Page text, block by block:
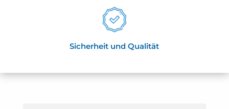
Sicherheit und Qualität